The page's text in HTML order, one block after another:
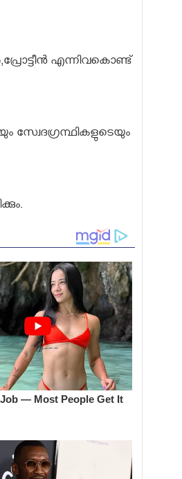
എന്നിവകൊണ്ട്
സ്വേദഗ്രന്ഥികളുടെയും